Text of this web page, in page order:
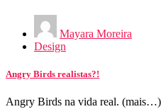
Mayara Moreira
Design
Angry Birds realistas?!
Angry Birds na vida real. (mais…)